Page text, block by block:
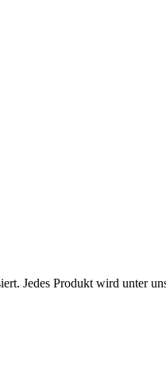
Jedes Produkt wird unter